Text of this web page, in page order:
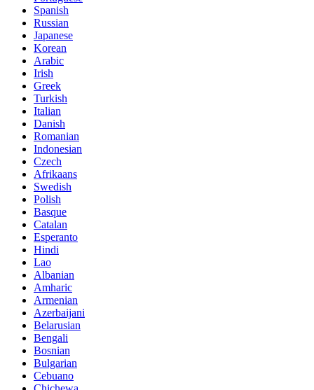
Spanish
Russian
Japanese
Korean
Arabic
Irish
Greek
Turkish
Italian
Danish
Romanian
Indonesian
Czech
Afrikaans
Swedish
Polish
Basque
Catalan
Esperanto
Hindi
Lao
Albanian
Amharic
Armenian
Azerbaijani
Belarusian
Bengali
Bosnian
Bulgarian
Cebuano